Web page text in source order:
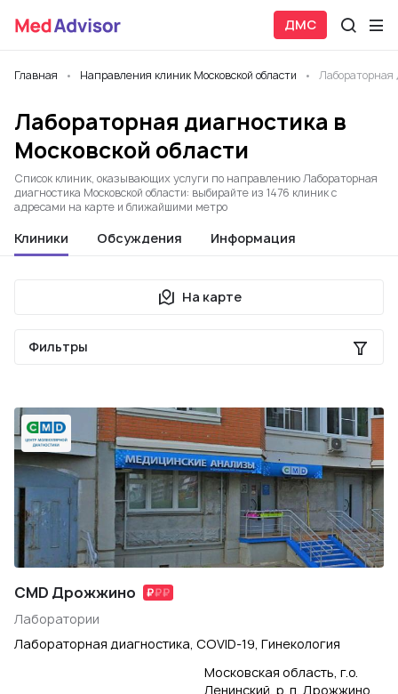
ДМС
Главная Направления клиник Московской области Лабораторная
Лабораторная диагностика в
Московской области
Список клиник, оказывающих услуги по направлению Лабораторная
диагностика Московской области: выбирайте из 1476 клиник с
адресами на карте и ближайшими метро
Клиники Обсуждения Информация
На карте
Фильтры
CMD Дрожжино
Лаборатории
Лабораторная диагностика, COVID-19, Гинекология
Московская область, г.о.
Ленинский, р. п. Дрожжино,